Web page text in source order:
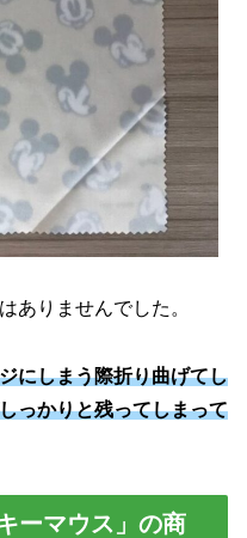
ありませんでした。
にしまう際折り曲げてし
っかりと残ってしまって
ーマウス」の商